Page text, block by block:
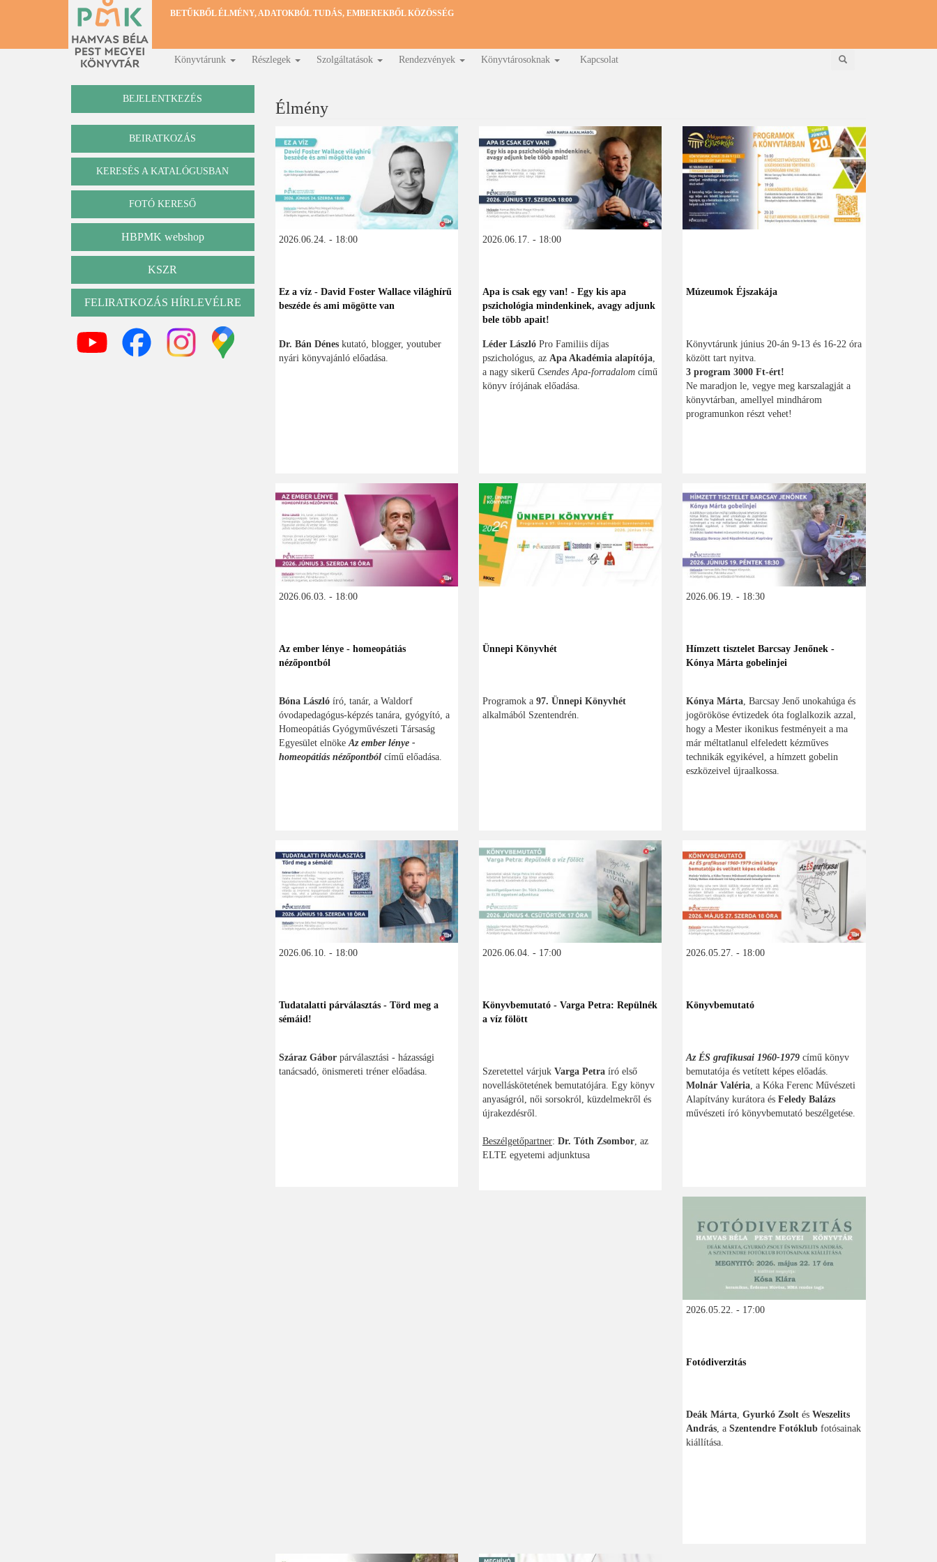
BETŰKBŐL ÉLMÉNY, ADATOKBÓL TUDÁS, EMBEREKBŐL KÖZÖSSÉG
Fő
navigáció
Könyvtárunk Részlegek Szolgáltatások Rendezvények Könyvtárosoknak Kapcsolat Keresés
BEJELENTKEZÉS
BEIRATKOZÁS
Katalógus
KERESÉS A KATALÓGUSBAN
FOTÓ KERESŐ
HBPMK webshop
KSZR
FELIRATKOZÁS HÍRLEVÉLRE
Élmény
2026.06.24. - 18:00
Ez a víz - David Foster Wallace világhírű
beszéde és ami mögötte van
Dr. Bán Déneskutató, blogger, youtuber
nyári könyvajánló előadása.
2026.06.17. - 18:00
Apa is csak egy van! - Egy kis apa
pszichológia mindenkinek, avagy adjunk
bele több apait!
Léder LászlóPro Familiis díjas
pszichológus, az Apa Akadémia alapítója,
a nagy sikerű Csendes Apa-forradalomcímű
könyv írójának előadása.
Múzeumok Éjszakája
Könyvtárunk június 20-án 9-13 és 16-22 óra
között tart nyitva.
3 program 3000 Ft-ért!
Ne maradjon le, vegye meg karszalagját a
könyvtárban, amellyel mindhárom
programunkon részt vehet!
2026.06.03. - 18:00
Az ember lénye - homeopátiás
nézőpontból
Bóna Lászlóíró, tanár, a Waldorf
óvodapedagógus-képzés tanára, gyógyító, a
Homeopátiás Gyógyművészeti Társaság
Egyesület elnöke Az ember lénye -
homeopátiás nézőpontbólcímű előadása.
Ünnepi Könyvhét
Programok a 97. Ünnepi Könyvhét
alkalmából Szentendrén.
2026.06.19. - 18:30
Hímzett tisztelet Barcsay Jenőnek -
Kónya Márta gobelinjei
Kónya Márta , Barcsay Jenő unokahúga és
jogörököse évtizedek óta foglalkozik azzal,
hogy a Mester ikonikus festményeit a ma
már méltatlanul elfeledett kézműves
technikák egyikével, a hímzett gobelin
eszközeivel újraalkossa.
2026.06.10. - 18:00
Tudatalatti párválasztás - Törd meg a
sémáid!
Száraz Gáborpárválasztási - házassági
tanácsadó, önismereti tréner előadása.
2026.06.04. - 17:00
Könyvbemutató - Varga Petra: Repülnék
a víz fölött
Szeretettel várjuk Varga Petraíró első
novelláskötetének bemutatójára. Egy könyv
anyaságról, női sorsokról, küzdelmekről és
újrakezdésről.
Beszélgetőpartner: Dr. Tóth Zsombor, az
ELTE egyetemi adjunktusa
2026.05.27. - 18:00
Könyvbemutató
Az ÉS grafikusai 1960-1979 című könyv
bemutatója és vetített képes előadás.
Molnár Valéria, a Kóka Ferenc Művészeti
Alapítvány kurátora ésFeledy Balázs
művészeti író könyvbemutató beszélgetése.
2026.05.22. - 17:00
Fotódiverzitás
Deák Márta,Gyurkó Zsolt ésWeszelits
András, aSzentendre Fotóklub fotósainak
kiállítása.